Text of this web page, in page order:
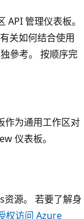
管理仪表板。
关如何结合使用
參考。 按顺序完
作为通用工作区对
仪表板。
源。 若要了解身
权访问 Azure